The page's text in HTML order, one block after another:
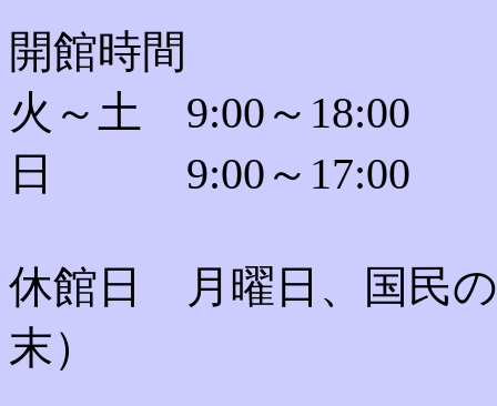
開館時間
火～土 9:00～18:00
日 9:00～17:00
休館日 月曜日、国民
末）